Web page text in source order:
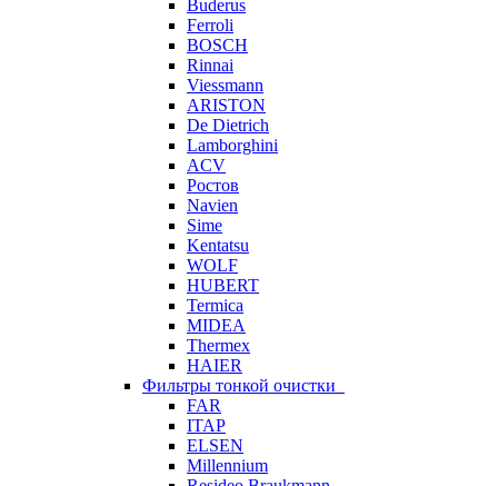
Buderus
Ferroli
BOSCH
Rinnai
Viessmann
ARISTON
De Dietrich
Lamborghini
ACV
Ростов
Navien
Sime
Kentatsu
WOLF
HUBERT
Termica
MIDEA
Thermex
HAIER
Фильтры тонкой очистки
FAR
ITAP
ELSEN
Millennium